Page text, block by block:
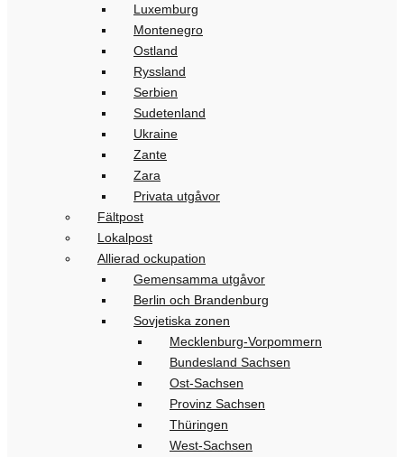
Luxemburg
Montenegro
Ostland
Ryssland
Serbien
Sudetenland
Ukraine
Zante
Zara
Privata utgåvor
Fältpost
Lokalpost
Allierad ockupation
Gemensamma utgåvor
Berlin och Brandenburg
Sovjetiska zonen
Mecklenburg-Vorpommern
Bundesland Sachsen
Ost-Sachsen
Provinz Sachsen
Thüringen
West-Sachsen